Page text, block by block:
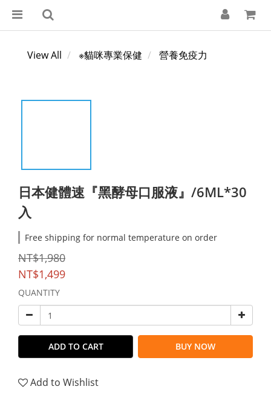
View All ※貓咪專業保健 營養免疫力
日本健體速『黑酵母口服液』/6ML*30
入
Free shipping for normal temperature on order
NT$1,980
NT$1,499
QUANTITY
ADD TO CART BUY NOW
Add to Wishlist